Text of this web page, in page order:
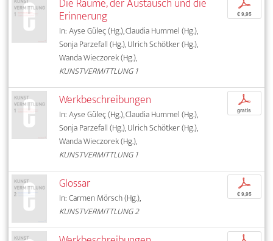
Erinnerung
In: Ayse Güleç (Hg.), Claudia Hummel (Hg.),
Sonja Parzefall (Hg.), Ulrich Schötker (Hg.),
Wanda Wieczorek (Hg.),
KUNSTVERMITTLUNG 1
p
€ 9,95
Werkbeschreibungen
In: Ayse Güleç (Hg.), Claudia Hummel (Hg.),
Sonja Parzefall (Hg.), Ulrich Schötker (Hg.),
Wanda Wieczorek (Hg.),
KUNSTVERMITTLUNG 1
p
gratis
Glossar
In: Carmen Mörsch (Hg.),
KUNSTVERMITTLUNG 2
p
€ 9,95